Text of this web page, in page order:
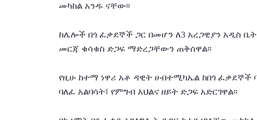
መካከል አንዱ ናቸው፡፡
ከሌሎች በጎ ፈቃደኞች ጋር በመሆን ለ3 አረጋዊያን አዲስ
መርጃ ቁሳቁስ ድጋፍ ማድረጋቸውን ጠቅሰዋል፡፡
የዚሁ ከተማ ነዋሪ አቶ ዳዊት ሀብተሚካኤል ከበጎ ፈቃደኞች
ባለፈ አልባሳት፤ የምግብ እህልና ዘይት ድጋፍ አድርገዋል፡፡